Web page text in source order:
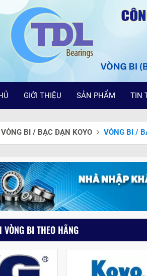
GIỚI THIỆU SẢN PHẨM TIN
VÒNG BI / BẠC ĐẠN KOYO VÒNG BI /
VÒNG BI THEO HÃNG